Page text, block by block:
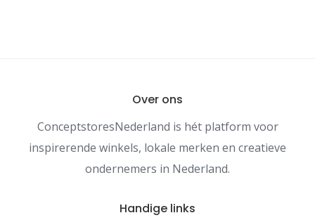
Over ons
ConceptstoresNederland is hét platform voor
inspirerende winkels, lokale merken en creatieve
ondernemers in Nederland.
Handige links